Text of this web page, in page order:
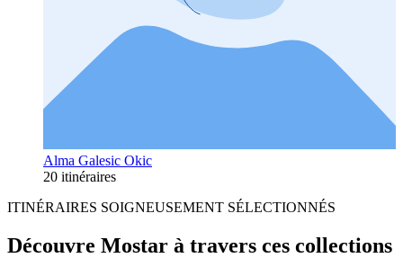
Alma Galesic Okic
20 itinéraires
ITINÉRAIRES SOIGNEUSEMENT SÉLECTIONNÉS
Découvre Mostar à travers ces collections